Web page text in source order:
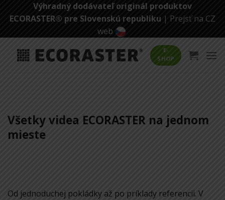
Výhradný dodávateľ originál produktov
ECORASTER® pre Slovenskú republiku | Prejsť na CZ
web
E-
SHOP
Všetky videa ECORASTER na jednom
mieste
Od jednoduchej pokládky až po príklady referencii. V